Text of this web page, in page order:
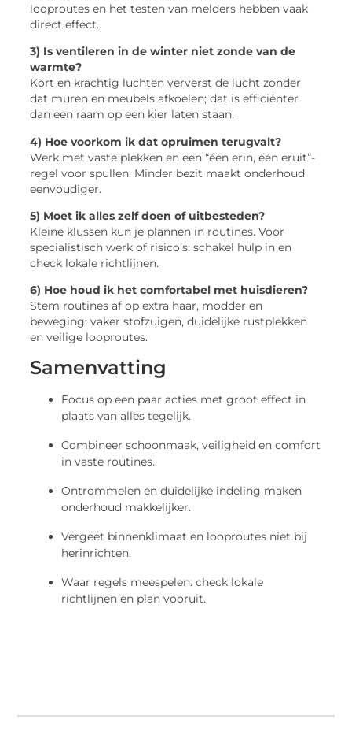
looproutes en het testen van melders hebben vaak
direct effect.
3) Is ventileren in de winter niet zonde van de
warmte?
Kort en krachtig luchten ververst de lucht zonder
dat muren en meubels afkoelen; dat is efficiënter
dan een raam op een kier laten staan.
4) Hoe voorkom ik dat opruimen terugvalt?
Werk met vaste plekken en een “één erin, één eruit”-
regel voor spullen. Minder bezit maakt onderhoud
eenvoudiger.
5) Moet ik alles zelf doen of uitbesteden?
Kleine klussen kun je plannen in routines. Voor
specialistisch werk of risico’s: schakel hulp in en
check lokale richtlijnen.
6) Hoe houd ik het comfortabel met huisdieren?
Stem routines af op extra haar, modder en
beweging: vaker stofzuigen, duidelijke rustplekken
en veilige looproutes.
Samenvatting
Focus op een paar acties met groot effect in
plaats van alles tegelijk.
Combineer schoonmaak, veiligheid en comfort
in vaste routines.
Ontrommelen en duidelijke indeling maken
onderhoud makkelijker.
Vergeet binnenklimaat en looproutes niet bij
herinrichten.
Waar regels meespelen: check lokale
richtlijnen en plan vooruit.